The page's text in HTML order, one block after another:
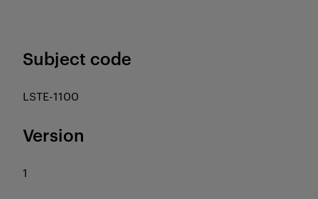
Subject code
LSTE-1100
Version
1